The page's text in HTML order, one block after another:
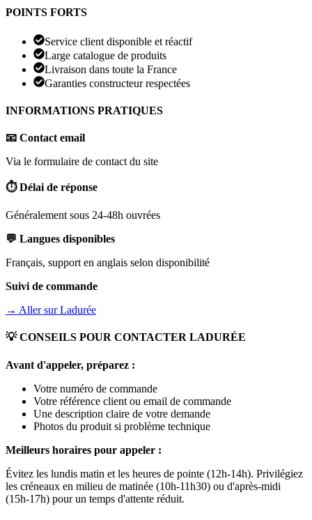
POINTS FORTS
Service client disponible et réactif
Large catalogue de produits
Livraison dans toute la France
Garanties constructeur respectées
INFORMATIONS PRATIQUES
📧 Contact email
Via le formulaire de contact du site
⏱️ Délai de réponse
Généralement sous 24-48h ouvrées
💬 Langues disponibles
Français, support en anglais selon disponibilité
Suivi de commande
→ Aller surLadurée
💡 CONSEILS POUR CONTACTER LADURÉE
Avant d'appeler, préparez :
Votre numéro de commande
Votre référence client ou email de commande
Une description claire de votre demande
Photos du produit si problème technique
Meilleurs horaires pour appeler :
Évitez les lundis matin et les heures de pointe (12h-14h). Privilégiez
les créneaux en milieu de matinée (10h-11h30) ou d'après-midi
(15h-17h) pour un temps d'attente réduit.